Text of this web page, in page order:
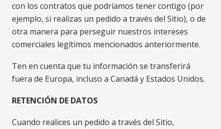
con los contratos que podríamos tener contigo (por
ejemplo, si realizas un pedido a través del Sitio), o de
otra manera para perseguir nuestros intereses
comerciales legítimos mencionados anteriormente.
Ten en cuenta que tu información se transferirá
fuera de Europa, incluso a Canadá y Estados Unidos.
RETENCIÓN DE DATOS
Cuando realices un pedido a través del Sitio,